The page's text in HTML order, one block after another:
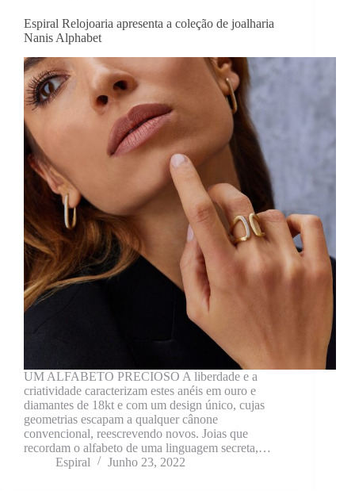
Espiral Relojoaria apresenta a coleção de joalharia
Nanis Alphabet
UM ALFABETO PRECIOSO A liberdade e a
criatividade caracterizam estes anéis em ouro e
diamantes de 18kt e com um design único, cujas
geometrias escapam a qualquer cânone
convencional, reescrevendo novos. Joias que
recordam o alfabeto de uma linguagem secreta,…
Espiral
Junho 23, 2022